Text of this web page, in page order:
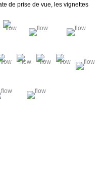
de prise de vue, les vignettes